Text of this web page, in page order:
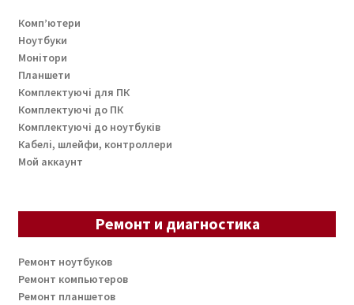
Комп’ютери
Ноутбуки
Монітори
Планшети
Комплектуючі для ПК
Комплектуючі до ПК
Комплектуючі до ноутбуків
Кабелі, шлейфи, контроллери
Мой аккаунт
Ремонт и диагностика
Ремонт ноутбуков
Ремонт компьютеров
Ремонт планшетов